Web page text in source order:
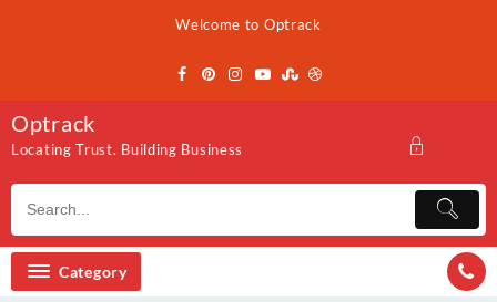
Welcome to Optrack
Optrack
Locating Trust. Building Business
Category